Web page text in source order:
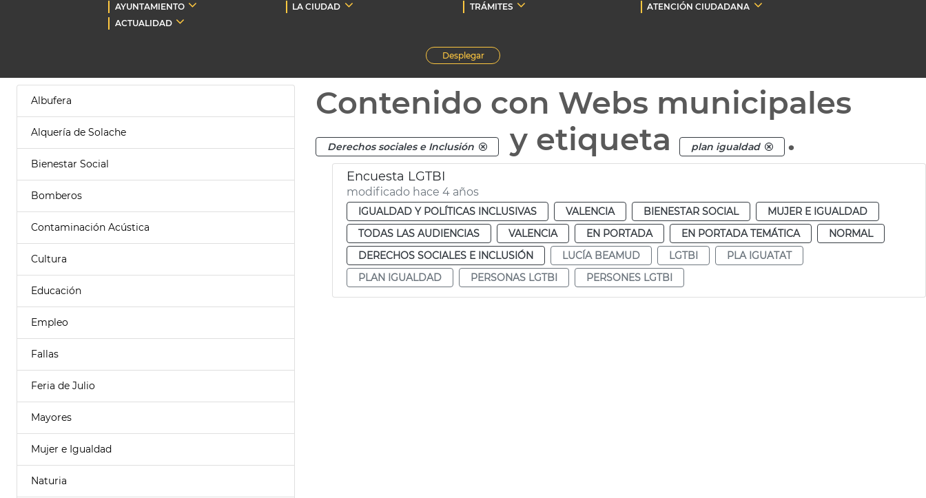
AYUNTAMIENTO LA CIUDAD TRÁMITES
ATENCIÓN CIUDADANA
ACTUALIDAD
Desplegar
Albufera
Alquería de Solache
Bienestar Social
Bomberos
Contaminación Acústica
Cultura
Educación
Empleo
Fallas
Feria de Julio
Mayores
Mujer e Igualdad
Naturia
Contenido con Webs municipales
Derechos sociales e Inclusión y etiqueta plan igualdad .
Encuesta LGTBI
modificado hace 4 años
IGUALDAD Y POLÍTICAS INCLUSIVAS VALENCIA BIENESTAR SOCIAL
MUJER E IGUALDAD
TODAS LAS AUDIENCIAS
VALENCIA EN PORTADA EN PORTADA TEMÁTICA
NORMAL
DERECHOS SOCIALES E INCLUSIÓN
LUCÍA BEAMUD LGTBI
PLA IGUATAT
PLAN IGUALDAD
PERSONAS LGTBI PERSONES LGTBI